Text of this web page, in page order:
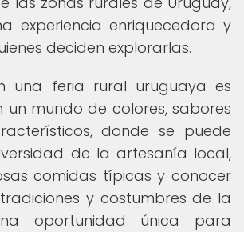
experiencia enriquecedora y
deciden explorarlas.
una feria rural uruguaya es
un mundo de colores, sabores
donde se puede
de la artesanía local,
comidas típicas y conocer
y costumbres de la
oportunidad única para